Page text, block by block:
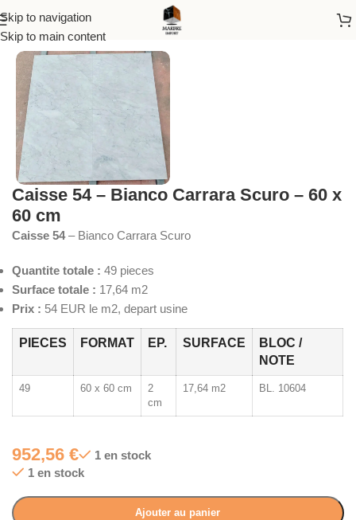
Skip to navigation
Skip to main content
Accueil/Marbre
Caisse 54 – Bianco Carrara Scuro – 60 x
60 cm
Caisse 54– Bianco Carrara Scuro
Quantite totale : 49 pieces
Surface totale : 17,64 m2
Prix : 54 EUR le m2, depart usine
PIECES FORMAT EP. SURFACE
BLOC /
NOTE
49 60 x 60 cm
2
cm
17,64 m2 BL. 10604
952,56 €
1 en stock
1 en stock
Ajouter au panier